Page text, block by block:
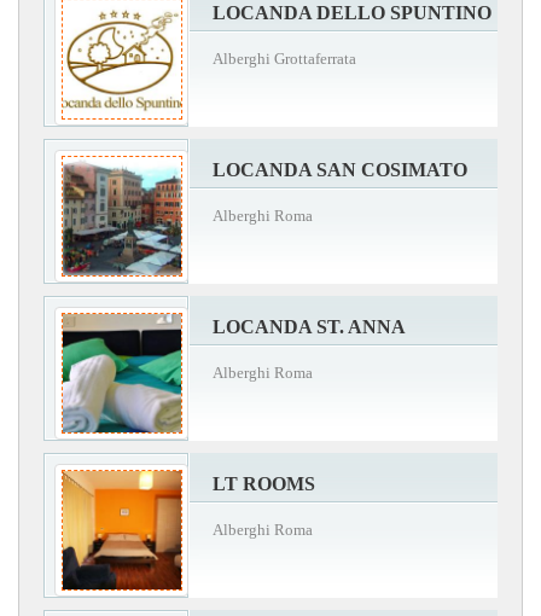
LOCANDA DELLO SPUNTINO
Alberghi Grottaferrata
LOCANDA SAN COSIMATO
Alberghi Roma
LOCANDA ST. ANNA
Alberghi Roma
LT ROOMS
Alberghi Roma